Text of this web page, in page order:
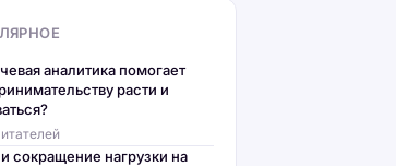
аналитика помогает
расти и
сокращение нагрузки на